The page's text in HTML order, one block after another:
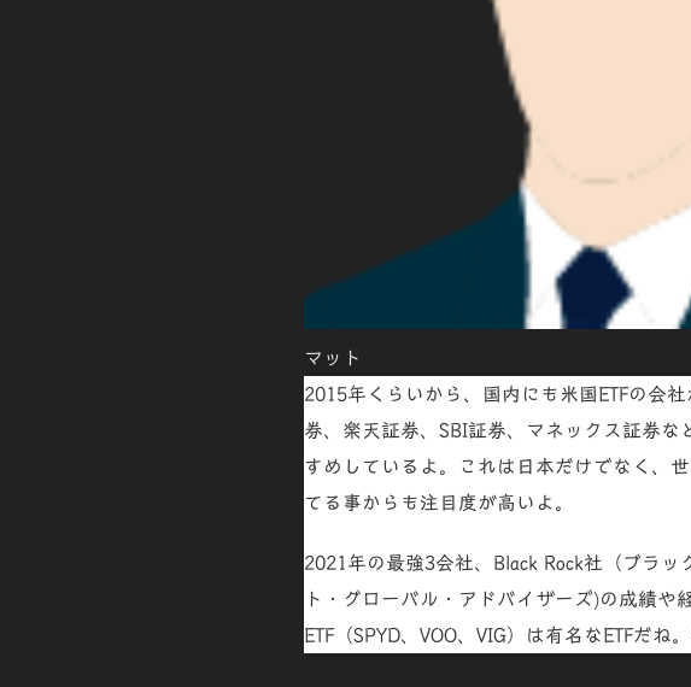
マット
2015年くらいから、国内にも米国ETFの会
券、楽天証券、SBI証券、マネックス証券な
すめしているよ。
これは日本だけでなく、
てる事からも注目度が高いよ。
2021年の最強3会社、Black Rock社（ブラッ
ト・グローバル・アドバイザーズ)の成績や
ETF（SPYD、VOO、VIG） は有名なETFだね